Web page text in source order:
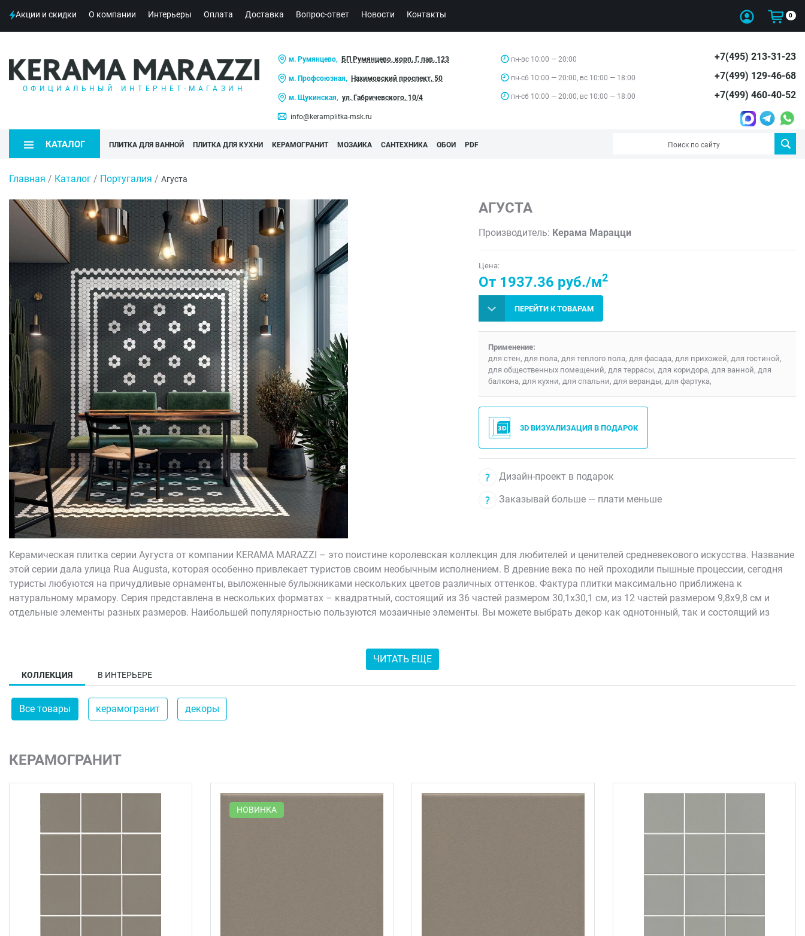
Акции и скидки О компании Интерьеры Оплата Доставка Вопрос-ответ Новости Контакты 0
ОФИЦИАЛЬНЫЙ ИНТЕРНЕТ-МАГАЗИН
м. Румянцево, БП Румянцево, корп. Г, пав. 123
м. Профсоюзная, Нахимовский проспект, 50
м. Щукинская, ул. Габричевского, 10/4
info@keramplitka-msk.ru
пн-вс 10:00 — 20:00
пн-сб 10:00 — 20:00, вс 10:00 — 18:00
пн-сб 10:00 — 20:00, вс 10:00 — 18:00
+7(495) 213-31-23
+7(499) 129-46-68
+7(499) 460-40-52
КАТАЛОГ ПЛИТКА ДЛЯ ВАННОЙ ПЛИТКА ДЛЯ КУХНИ КЕРАМОГРАНИТ МОЗАИКА САНТЕХНИКА ОБОИ PDF
Главная / Каталог / Португалия / Агуста
АГУСТА
Производитель: Керама Марацци
Цена:
От 1937.36 руб./м2
ПЕРЕЙТИ К ТОВАРАМ
Применение:
для стен, для пола, для теплого пола, для фасада, для прихожей, для гостиной,
для общественных помещений, для террасы, для коридора, для ванной, для
балкона, для кухни, для спальни, для веранды, для фартука,
3D ВИЗУАЛИЗАЦИЯ В ПОДАРОК
Дизайн-проект в подарок
Заказывай больше — плати меньше
Керамическая плитка серии Аугуста от компании KERAMA MARAZZI – это поистине королевская коллекция для любителей и ценителей средневекового искусства. Название
этой серии дала улица Rua Augusta, которая особенно привлекает туристов своим необычным исполнением. В древние века по ней проходили пышные процессии, сегодня
туристы любуются на причудливые орнаменты, выложенные булыжниками нескольких цветов различных оттенков. Фактура плитки максимально приближена к
натуральному мрамору. Серия представлена в нескольких форматах – квадратный, состоящий из 36 частей размером 30,1х30,1 см, из 12 частей размером 9,8х9,8 см и
отдельные элементы разных размеров. Наибольшей популярностью пользуются мозаичные элементы. Вы можете выбрать декор как однотонный, так и состоящий из
При желании плитку можно уложить хаотично, добиваясь необычного рисунка, или в определенном порядке, комбинируя цвета по своему усмотрению. Ни один дизайнер не
пройдет мимо плитки из этой серии – ведь она так красиво смотрится как на стенах, так и на полу, создавая видимость мраморного покрытия. Поверхность плитки имеет
матовое, структурное, глянцевое покрытие. Широкая цветовая гамма поможет удовлетворить любой взыскательный вкус: белая, черная, серая, бежевая с различными
обладает высокой износостойкостью и матовой поверхностью, что позволит не поскользнуться на полу в ванной комнате. Учитывая особенности этой плитки, ее можно
применять и для облицовки фасадов.
ЧИТАТЬ ЕЩЕ
КОЛЛЕКЦИЯ В ИНТЕРЬЕРЕ
Все товары керамогранит декоры
КЕРАМОГРАНИТ
НОВИНКА